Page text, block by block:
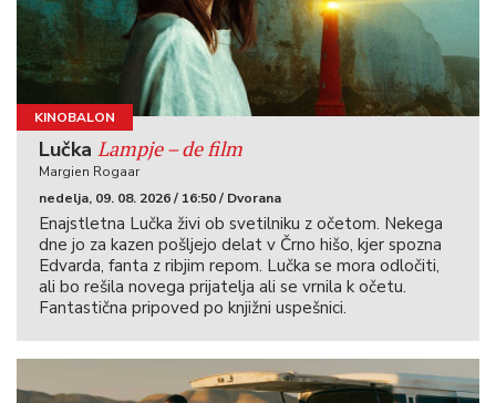
KINOBALON
Lučka Lampje – de film
Margien Rogaar
nedelja, 09. 08. 2026 / 16:50 / Dvorana
Enajstletna Lučka živi ob svetilniku z očetom. Nekega
dne jo za kazen pošljejo delat v Črno hišo, kjer spozna
Edvarda, fanta z ribjim repom. Lučka se mora odločiti,
ali bo rešila novega prijatelja ali se vrnila k očetu.
Fantastična pripoved po knjižni uspešnici.